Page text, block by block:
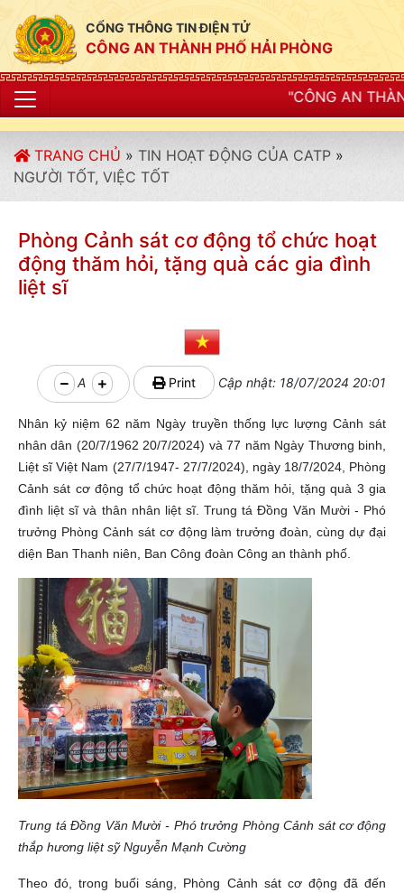
CỔNG THÔNG TIN ĐIỆN TỬ
CÔNG AN THÀNH PHỐ HẢI PHÒNG
"CÔNG AN THÀNH PHỐ HẢI
TRANG CHỦ » TIN HOẠT ĐỘNG CỦA CATP »
NGƯỜI TỐT, VIỆC TỐT
Phòng Cảnh sát cơ động tổ chức hoạt
động thăm hỏi, tặng quà các gia đình
liệt sĩ
A Print Cập nhật: 18/07/2024 20:01
Nhân kỷ niệm 62 năm Ngày truyền thống lực lượng Cảnh sát
nhân dân (20/7/1962 20/7/2024) và 77 năm Ngày Thương binh,
Liệt sĩ Việt Nam (27/7/1947- 27/7/2024), ngày 18/7/2024, Phòng
Cảnh sát cơ động tổ chức hoạt động thăm hỏi, tặng quà 3 gia
đình liệt sĩ và thân nhân liệt sĩ. Trung tá Đồng Văn Mười - Phó
trưởng Phòng Cảnh sát cơ động làm trưởng đoàn, cùng dự đại
diện Ban Thanh niên, Ban Công đoàn Công an thành phố.
Trung tá Đồng Văn Mười - Phó trưởng Phòng Cảnh sát cơ động
thắp hương liệt sỹ Nguyễn Mạnh Cường
Theo đó, trong buổi sáng, Phòng Cảnh sát cơ động đã đến